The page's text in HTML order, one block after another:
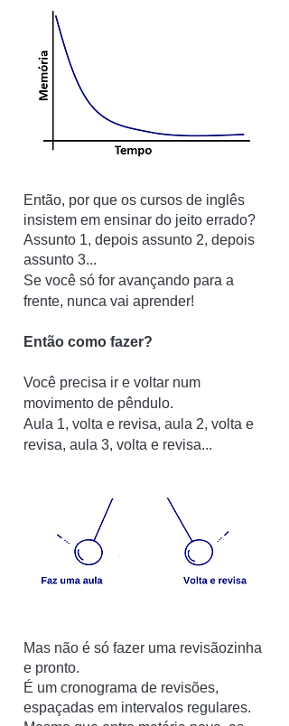
Então, por que os cursos de inglês
insistem em ensinar do jeito errado?
Assunto 1, depois assunto 2, depois
assunto 3...
Se você só for avançando para a
frente, nunca vai aprender!
Então como fazer?
Você precisa ir e voltar num
movimento de pêndulo.
Aula 1, volta e revisa, aula 2, volta e
revisa, aula 3, volta e revisa...
Mas não é só fazer uma revisãozinha
e pronto.
É um cronograma de revisões,
espaçadas em intervalos regulares.